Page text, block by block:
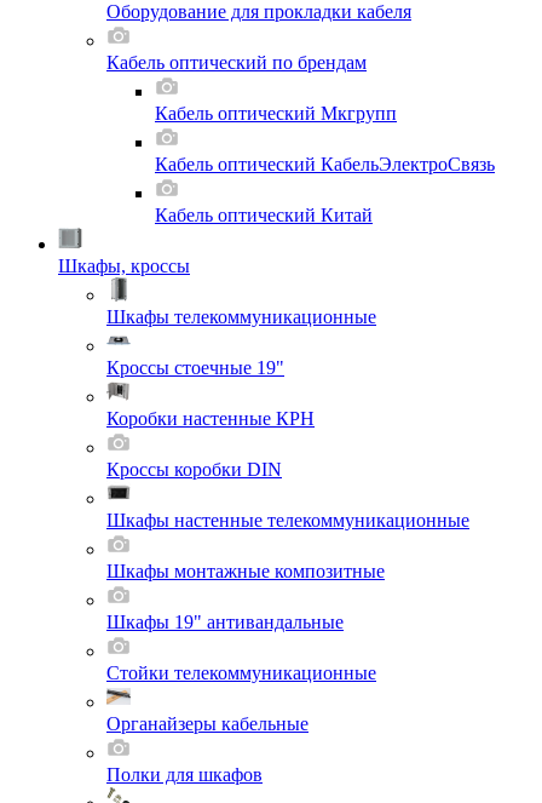
Оборудование для прокладки кабеля
Кабель оптический по брендам
Кабель оптический Мкгрупп
Кабель оптический КабельЭлектроСвязь
Кабель оптический Китай
Шкафы, кроссы
Шкафы телекоммуникационные
Кроссы стоечные 19"
Коробки настенные КРН
Кроссы коробки DIN
Шкафы настенные телекоммуникационные
Шкафы монтажные композитные
Шкафы 19" антивандальные
Стойки телекоммуникационные
Органайзеры кабельные
Полки для шкафов